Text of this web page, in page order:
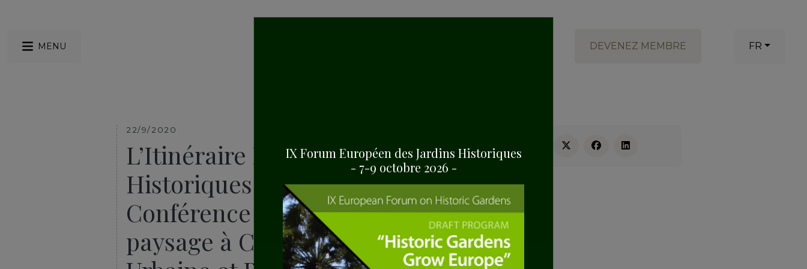
DEVENEZ MEMBRE
MENU FR
22/9/2020
L’Itinéraire Européen des Jardins
Historiques sponsorise la XXVII
Conférence scientifique du
paysage à Cracovie: Écologie
IX Forum Européen des Jardins Historiques
- 7-9 octobre 2026 -